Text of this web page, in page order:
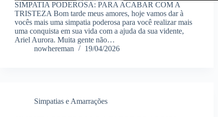
SIMPATIA PODEROSA: PARA ACABAR COM A
TRISTEZA Bom tarde meus amores, hoje vamos dar à
vocês mais uma simpatia poderosa para você realizar mais
uma conquista em sua vida com a ajuda da sua vidente,
Ariel Aurora. Muita gente não…
nowhereman
19/04/2026
Simpatias e Amarrações